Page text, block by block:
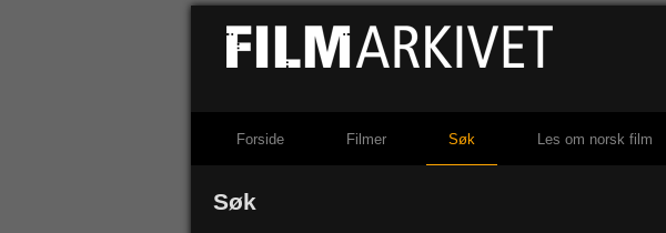
Forside Filmer Søk Les om norsk film
Søk